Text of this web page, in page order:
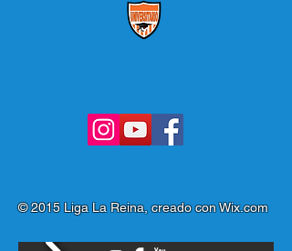
© 2015 Liga La Reina, creado conWix.com